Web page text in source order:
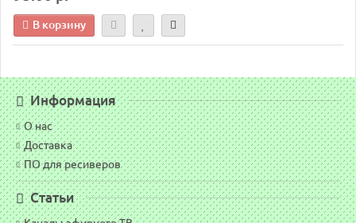
В корзину
Информация
О нас
Доставка
ПО для ресиверов
Статьи